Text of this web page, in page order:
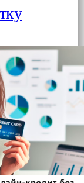
Фінанси IN UA